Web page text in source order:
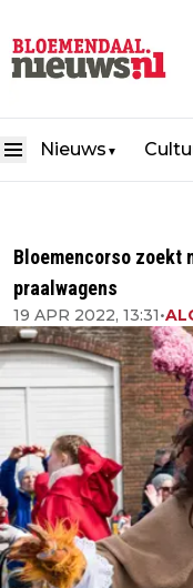
Nieuws ▼
Bloemencorso zoekt
praalwagens
19 APR 2022, 13:31•